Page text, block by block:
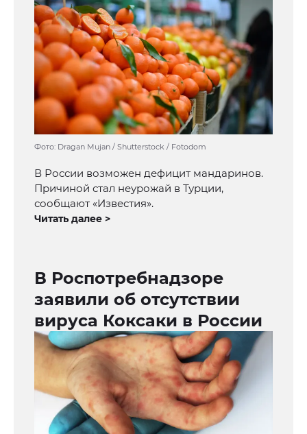
Фото: Dragan Mujan / Shutterstock / Fotodom
В России возможен дефицит мандаринов.
Причиной стал неурожай в Турции,
сообщают «Известия».
Читать далее >
В Роспотребнадзоре
заявили об отсутствии
вируса Коксаки в России